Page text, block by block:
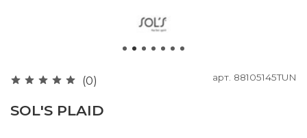
(0) арт. 88105145TUN
SOL'S PLAID